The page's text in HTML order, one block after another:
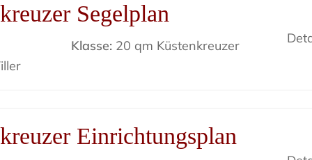
Segelplan
Klasse:20 qm Küstenkreuzer
Einrichtungsplan